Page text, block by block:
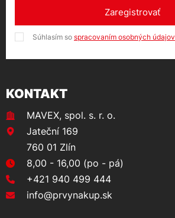
Zaregistrovať
Súhlasím so spracovaním osobných údajov
KONTAKT
MAVEX, spol. s. r. o.
Jateční 169
760 01 Zlín
8,00 - 16,00 (po - pá)
+421 940 499 444
info@prvynakup.sk